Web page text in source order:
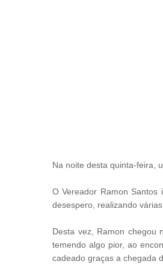
Na noite desta quinta-feira,
O Vereador Ramon
desespero, realizando
Desta vez, Ramon chegou
temendo algo pior, ao
cadeado graças a chegada